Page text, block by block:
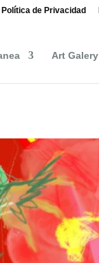
Política de Privacidad
Art Galery